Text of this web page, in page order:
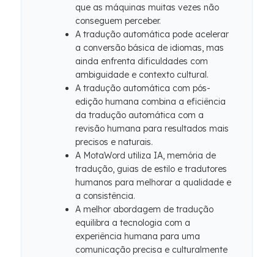
que as máquinas muitas vezes não
conseguem perceber.
A tradução automática pode acelerar
a conversão básica de idiomas, mas
ainda enfrenta dificuldades com
ambiguidade e contexto cultural.
A tradução automática com pós-
edição humana combina a eficiência
da tradução automática com a
revisão humana para resultados mais
precisos e naturais.
A MotaWord utiliza IA, memória de
tradução, guias de estilo e tradutores
humanos para melhorar a qualidade e
a consistência.
A melhor abordagem de tradução
equilibra a tecnologia com a
experiência humana para uma
comunicação precisa e culturalmente